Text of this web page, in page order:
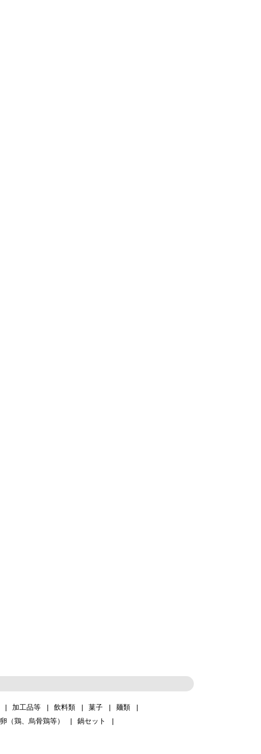
加工品等 飲料類 菓子
麺類
卵（鶏、烏骨鶏等）
鍋セット